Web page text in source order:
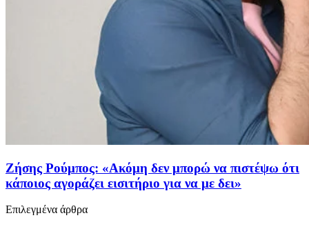
Ζήσης Ρούμπος: «Ακόμη δεν μπορώ να πιστέψω ότι
κάποιος αγοράζει εισιτήριο για να με δει»
Επιλεγμένα άρθρα